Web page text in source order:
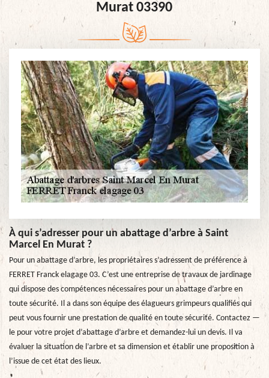
Murat 03390
À qui s’adresser pour un abattage d’arbre à Saint
Marcel En Murat ?
Pour un abattage d’arbre, les propriétaires s’adressent de préférence à
FERRET Franck elagage 03. C’est une entreprise de travaux de jardinage
qui dispose des compétences nécessaires pour un abattage d’arbre en
toute sécurité. Il a dans son équipe des élagueurs grimpeurs qualifiés qui
peut vous fournir une prestation de qualité en toute sécurité. Contactez —
le pour votre projet d’abattage d’arbre et demandez-lui un devis. Il va
évaluer la situation de l’arbre et sa dimension et établir une proposition à
l’issue de cet état des lieux.